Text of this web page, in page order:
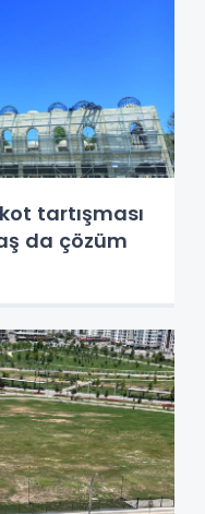
tartışması
da çözüm